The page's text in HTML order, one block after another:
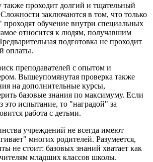
также проходит долгий и тщательный
заключаются в том, что только
обучение внутри специальных
относится к людям, получавшим
подготовка не проходит
оплаты.
преподавателей с опытом и
Вышеупомянутая проверка также
на дополнительные курсы,
базовые знания по максимуму. Если
это испытание, то "наградой" за
работа с детьми.
учреждений не всегда имеют
многих родителей. Разумеется,
не стоит: базовых знаний хватает как
младших классов школы.